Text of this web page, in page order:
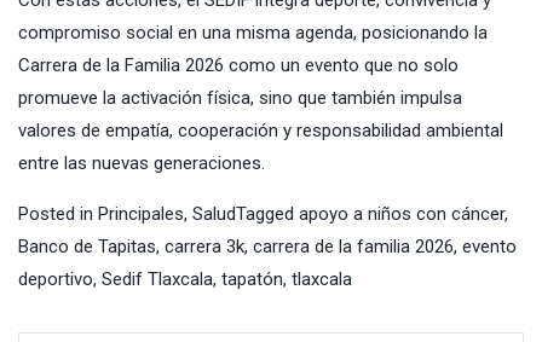
compromiso social en una misma agenda, posicionando la
Carrera de la Familia 2026 como un evento que no solo
promueve la activación física, sino que también impulsa
valores de empatía, cooperación y responsabilidad ambiental
entre las nuevas generaciones.
Posted in Principales, SaludTagged apoyo a niños con cáncer,
Banco de Tapitas, carrera 3k, carrera de la familia 2026, evento
deportivo, Sedif Tlaxcala, tapatón, tlaxcala